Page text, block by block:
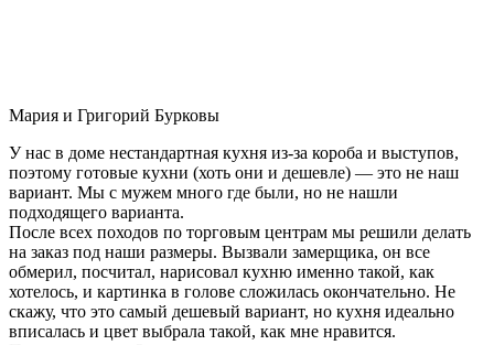
Мария и Григорий Бурковы
У нас в доме нестандартная кухня из-за короба и выступов,
поэтому готовые кухни (хоть они и дешевле) — это не наш
вариант. Мы с мужем много где были, но не нашли
подходящего варианта.
После всех походов по торговым центрам мы решили делать
на заказ под наши размеры. Вызвали замерщика, он все
обмерил, посчитал, нарисовал кухню именно такой, как
хотелось, и картинка в голове сложилась окончательно. Не
скажу, что это самый дешевый вариант, но кухня идеально
вписалась и цвет выбрала такой, как мне нравится.